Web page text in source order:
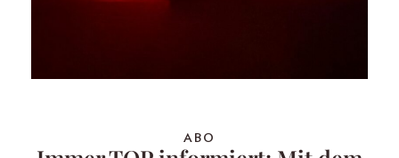
ABO